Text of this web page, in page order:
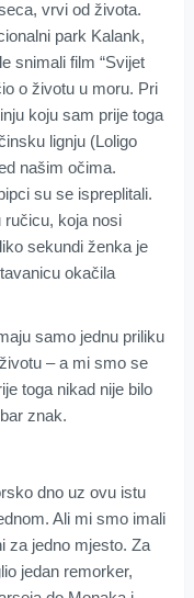
vrvi od života.
park Kalank,
snimali film “Svijet
o životu u moru. Pri
koju sam prije toga
lignju (Loligo
našim očima.
su se ispreplitali.
ručicu, koja nosi
sekundi ženka je
okačila
samo jednu priliku
– a mi smo se
toga nikad nije bilo
znak.
dno uz ovu istu
Ali mi smo imali
za jedno mjesto. Za
jedan remorker,